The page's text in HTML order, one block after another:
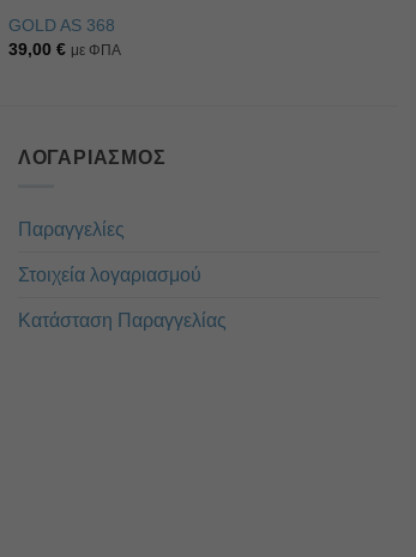
GOLD AS 368
39,00€ με ΦΠΑ
ΛΟΓΑΡΙΑΣΜΌΣ
Παραγγελίες
Στοιχεία λογαριασμού
Κατάσταση Παραγγελίας